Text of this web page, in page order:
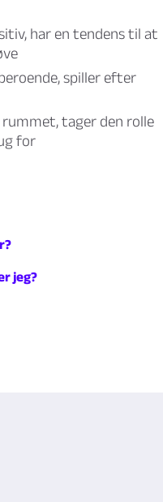
har en tendens til at
spiller efter
tager den rolle
for
jeg?